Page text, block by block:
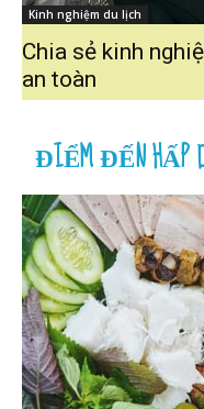
Kinh nghiệm du lịch
Chia sẻ kinh
an toàn
ĐIỂM ĐẾN HẤP